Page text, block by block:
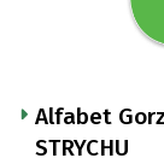
Alfabet
STRYCHU